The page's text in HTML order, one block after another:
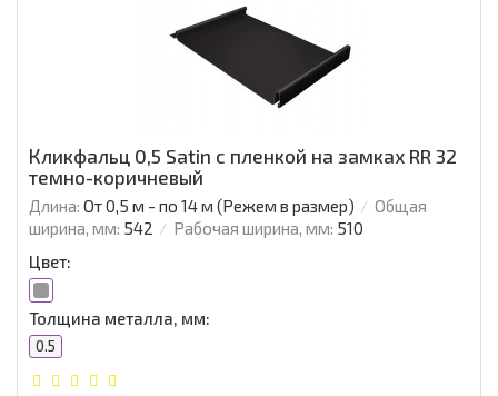
Кликфальц 0,5 Satin с пленкой на замках RR 32
темно-коричневый
Длина: От 0,5 м - по 14 м (Режем в размер)
Общая
ширина, мм: 542 Рабочая ширина, мм: 510
Цвет:
Толщина металла, мм:
0.5